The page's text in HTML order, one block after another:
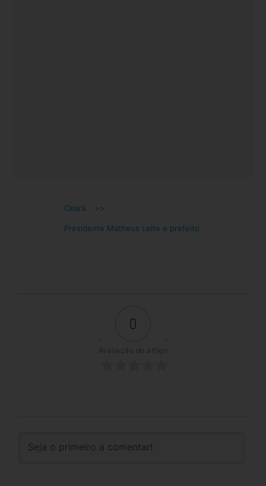
Ceará >>
Presidente Matheus Leite e prefeito
0
Avaliação do artigo